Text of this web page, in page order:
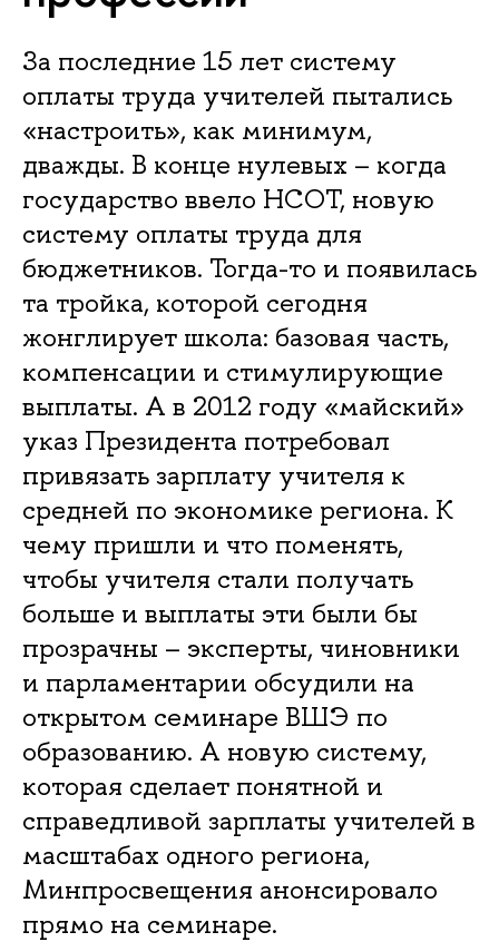
За последние 15 лет систему
оплаты труда учителей пытались
«настроить», как минимум,
дважды. В конце нулевых – когда
государство ввело НСОТ, новую
систему оплаты труда для
бюджетников. Тогда-то и появилась
та тройка, которой сегодня
жонглирует школа: базовая часть,
компенсации и стимулирующие
выплаты. А в 2012 году «майский»
указ Президента потребовал
привязать зарплату учителя к
средней по экономике региона. К
чему пришли и что поменять,
чтобы учителя стали получать
больше и выплаты эти были бы
прозрачны – эксперты, чиновники
и парламентарии обсудили на
открытом семинаре ВШЭ по
образованию. А новую систему,
которая сделает понятной и
справедливой зарплаты учителей в
масштабах одного региона,
Минпросвещения анонсировало
прямо на семинаре.